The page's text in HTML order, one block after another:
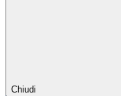
Chiudi